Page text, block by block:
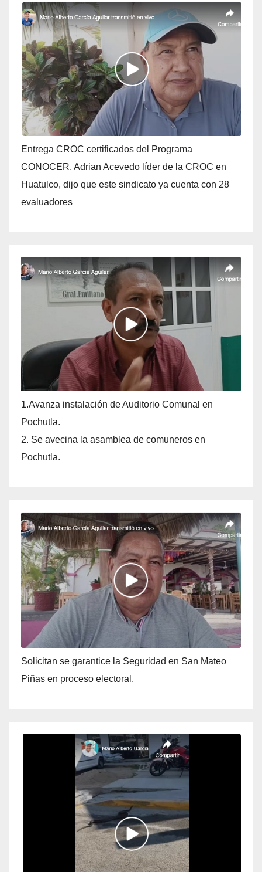
Entrega CROC certificados del Programa
CONOCER. Adrian Acevedo líder de la CROC en
Huatulco, dijo que este sindicato ya cuenta con 28
evaluadores
1.Avanza instalación de Auditorio Comunal en
Pochutla.
2. Se avecina la asamblea de comuneros en
Pochutla.
Solicitan se garantice la Seguridad en San Mateo
Piñas en proceso electoral.